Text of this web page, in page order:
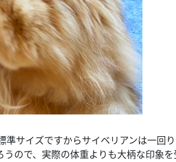
準サイズですからサイベリアンは一回
ので、実際の体重よりも大柄な印象を